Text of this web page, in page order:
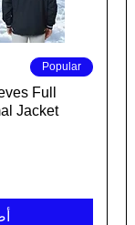
Popular
Full
Jacket